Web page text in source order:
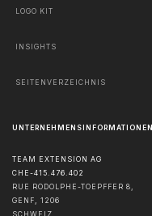
LOGO KIT
INSIGHTS
SEITENVERZEICHNIS
UNTERNEHMENSINFORMATIONEN
TEAM EXTENSION AG
CHE-415.476.402
RUE RODOLPHE-TOEPFFER 8,
GENF, 1206